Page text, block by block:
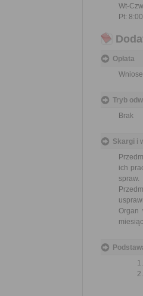
Wt-
Pt:
Opłata
Tryb
Brak
Skargi i
ich
spraw.
Organ